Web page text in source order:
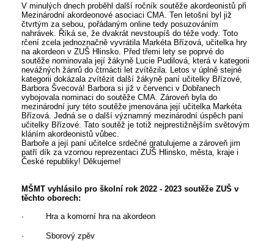
V minulých dnech proběhl další ročník soutěže akordeonistů při
Mezinárodní akordeonové asociaci CMA. Ten letošní byl již
čtvrtým za sebou, pořádaným online tedy posuzováním
nahrávek. Říká se, že dvakrát nevstoupíš do téže vody. Toto
rčení zcela jednoznačně vyvrátila Markéta Břízová, učitelka hry
na akordeon v ZUŠ Hlinsko. Před třemi lety se poprvé do
soutěže nominovala její žákyně Lucie Pudilová, která v kategorii
nevážných žánrů do čtrnácti let zvítězila. Letos v úplně stejné
kategorii dokázala zvítězit další žákyně paní učitelky Břízové,
Barbora Švecová! Barbora si již v červenci v Dobřanech
vybojovala nominaci do soutěže CMA. Zároveň byla do
mezinárodní jury této soutěže jmenována její učitelka Markéta
Břízová. Jedná se o další významný mezinárodní úspěch paní
učitelky Břízové. Tato soutěž je totiž nejprestižnějším světovým
kláním akordeonistů vůbec.
Barboře a její paní učitelce srdečné gratulujeme a zároveň jim
patří dík za vzornou reprezentaci ZUŠ Hlinsko, města, kraje i
České republiky! Děkujeme!
MŠMT vyhlásilo pro školní rok 2022 - 2023 soutěže ZUŠ v
těchto oborech:
· Hra a komorní hra na akordeon
· Sborový zpěv